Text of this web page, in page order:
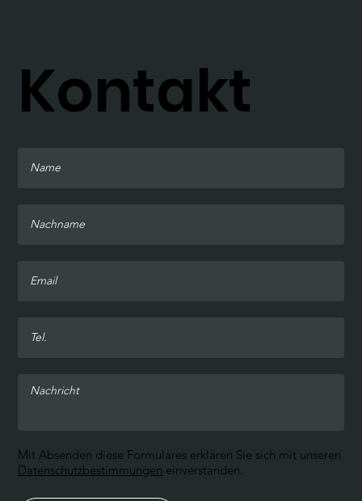
Mit Absenden diese Formulares erklären Sie sich mit unseren
Datenschutzbestimmungen einverstanden.
Kontakt